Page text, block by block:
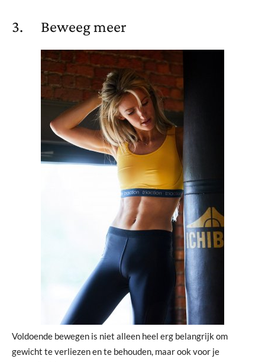
3. Beweeg meer
Voldoende bewegen is niet alleen heel erg belangrijk om
gewicht te verliezen en te behouden, maar ook voor je